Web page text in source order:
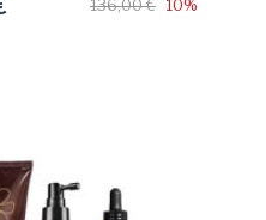
136,00 € 10%